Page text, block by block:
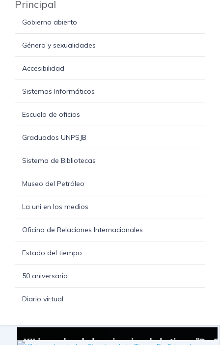
Principal
Gobierno abierto
Género y sexualidades
Accesibilidad
Sistemas Informáticos
Escuela de oficios
Graduados UNPSJB
Sistema de Bibliotecas
Museo del Petróleo
La uni en los medios
Oficina de Relaciones Internacionales
Estado del tiempo
50 aniversario
Diario virtual